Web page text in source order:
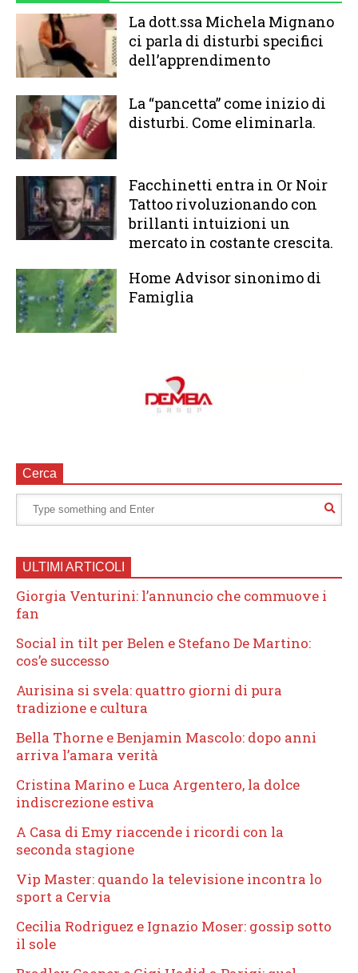
La dott.ssa Michela Mignano
ci parla di disturbi specifici
dell’apprendimento
La “pancetta” come inizio di
disturbi. Come eliminarla.
Facchinetti entra in Or Noir
Tattoo rivoluzionando con
brillanti intuizioni un
mercato in costante crescita.
Home Advisor sinonimo di
Famiglia
Cerca
ULTIMI ARTICOLI
Giorgia Venturini: l’annuncio che commuove i
fan
Social in tilt per Belen e Stefano De Martino:
cos’e successo
Aurisina si svela: quattro giorni di pura
tradizione e cultura
Bella Thorne e Benjamin Mascolo: dopo anni
arriva l’amara verità
Cristina Marino e Luca Argentero, la dolce
indiscrezione estiva
A Casa di Emy riaccende i ricordi con la
seconda stagione
Vip Master: quando la televisione incontra lo
sport a Cervia
Cecilia Rodriguez e Ignazio Moser: gossip sotto
il sole